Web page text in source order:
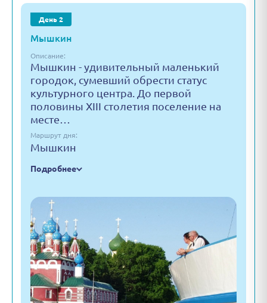
День 2
Мышкин
Описание:
Мышкин - удивительный маленький
городок, сумевший обрести статус
культурного центра. До первой
половины XIII столетия поселение на
месте…
Маршрут дня:
Мышкин
Подробнее